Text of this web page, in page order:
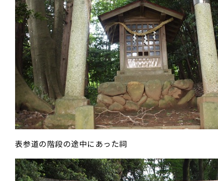
表参道の階段の途中にあった祠